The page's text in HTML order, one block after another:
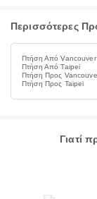
Περισσότερες
Πτήση Από Vancouver
Πτήση Από Taipei
Πτήση Προς
Πτήση Προς Taipei
Γιατί